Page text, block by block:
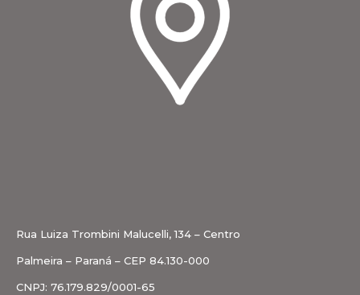
Rua Luiza Trombini Malucelli, 134 – Centro
Palmeira – Paraná – CEP 84.130-000
CNPJ: 76.179.829/0001-65